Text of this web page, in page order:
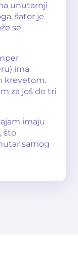
unutarnji
šator je
se
ima
krevetom.
za još do tri
imaju
što
samog